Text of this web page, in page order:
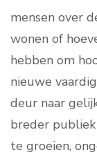
mensen over
wonen of
hebben om
nieuwe
deur naar
breder
te groeien,